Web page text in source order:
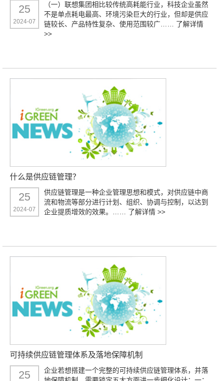
25
2024-07
（一）联想集团相比较传统高耗能行业，科技企业虽然
不是单点耗电最高、环境污染巨大的行业，但却是供应
链较长、产品特性复杂、使用范围较广…… 了解详情
>>
什么是供应链管理？
25
2024-07
供应链管理是一种企业管理思想和模式，对供应链中商
流和物流等部分进行计划、组织、协调与控制，以达到
企业提质增效的效果。…… 了解详情 >>
可持续供应链管理体系及落地保障机制
25
企业若想搭建一个完整的可持续供应链管理体系，并落